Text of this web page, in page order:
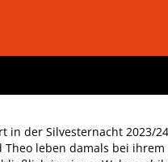
in der Silvesternacht 2023/
leben damals bei ihrem